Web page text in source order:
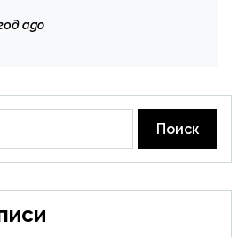
работ
ago